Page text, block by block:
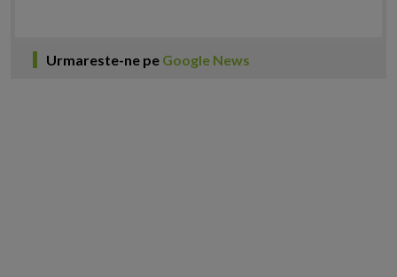
Urmareste-ne pe Google News